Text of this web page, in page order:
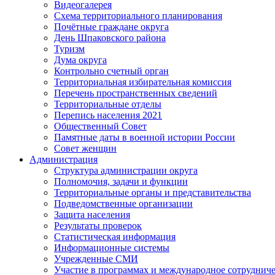
Видеогалерея
Схема территориального планирования
Почётные граждане округа
День Шпаковского района
Туризм
Дума округа
Контрольно счетный орган
Территориальная избирательная комиссия
Перечень пространственных сведений
Территориальные отделы
Перепись населения 2021
Общественный Совет
Памятные даты в военной истории России
Совет женщин
Администрация
Структура администрации округа
Полномочия, задачи и функции
Территориальные органы и представительства
Подведомственные организации
Защита населения
Результаты проверок
Статистическая информация
Информационные системы
Учрежденные СМИ
Участие в программах и международное